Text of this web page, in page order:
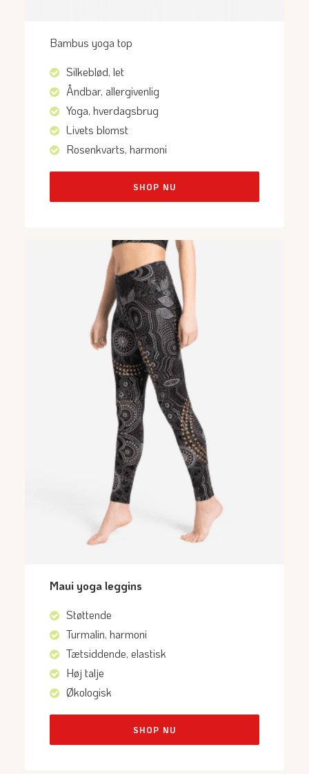
Maui yoga leggins
Støttende
Turmalin, harmoni
Tætsiddende, elastisk
Høj talje
Økologisk
SHOP NU
Bambus yoga top
Silkeblød, let
Åndbar, allergivenlig
Yoga, hverdagsbrug
Livets blomst
Rosenkvarts, harmoni
SHOP NU